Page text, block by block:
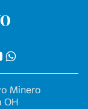
Minero
OH